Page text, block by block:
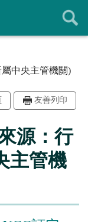
中央主管機關)
友善列印
源：行
主管機